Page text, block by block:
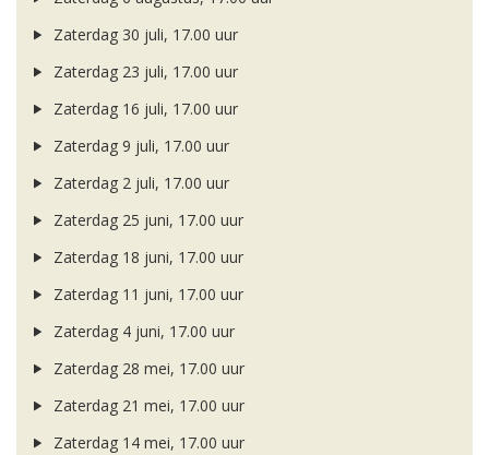
Zaterdag 30 juli, 17.00 uur
Zaterdag 23 juli, 17.00 uur
Zaterdag 16 juli, 17.00 uur
Zaterdag 9 juli, 17.00 uur
Zaterdag 2 juli, 17.00 uur
Zaterdag 25 juni, 17.00 uur
Zaterdag 18 juni, 17.00 uur
Zaterdag 11 juni, 17.00 uur
Zaterdag 4 juni, 17.00 uur
Zaterdag 28 mei, 17.00 uur
Zaterdag 21 mei, 17.00 uur
Zaterdag 14 mei, 17.00 uur